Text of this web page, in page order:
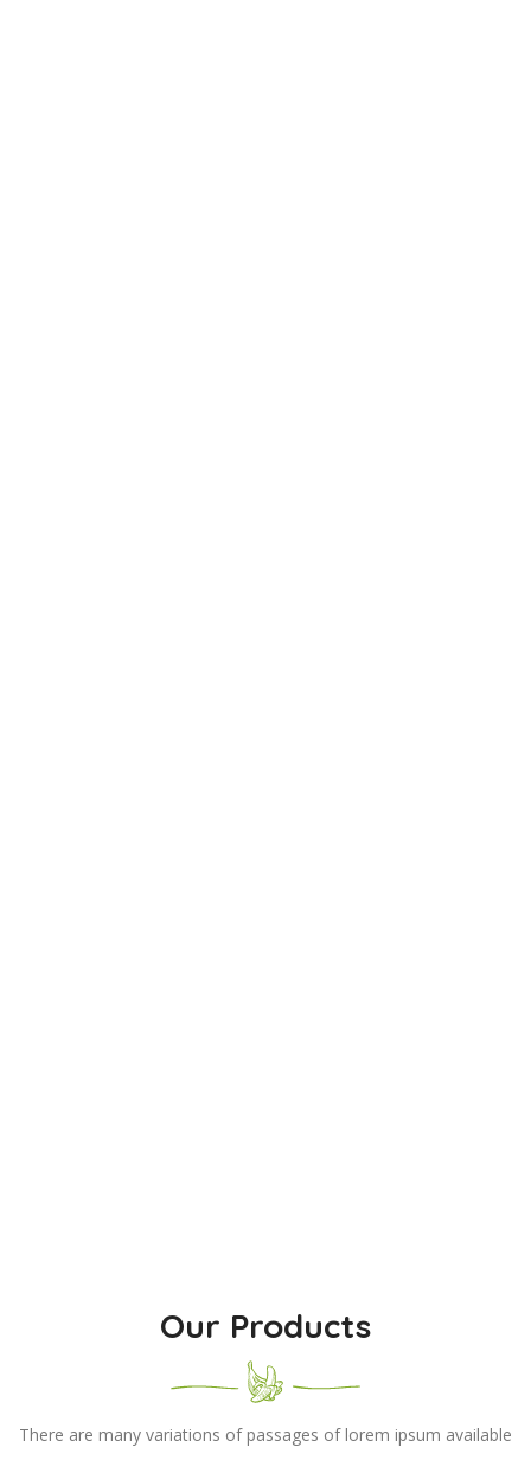
Our Products
There are many variations of passages of lorem ipsum available